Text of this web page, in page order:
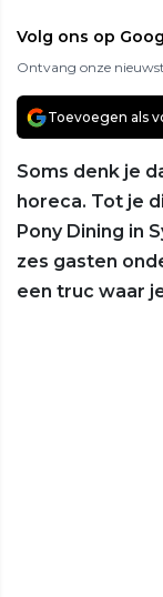
Volg ons op
Ontvang onze
Toevoegen als
Soms denk je
horeca. Tot je
Pony Dining in
zes gasten
een truc waar